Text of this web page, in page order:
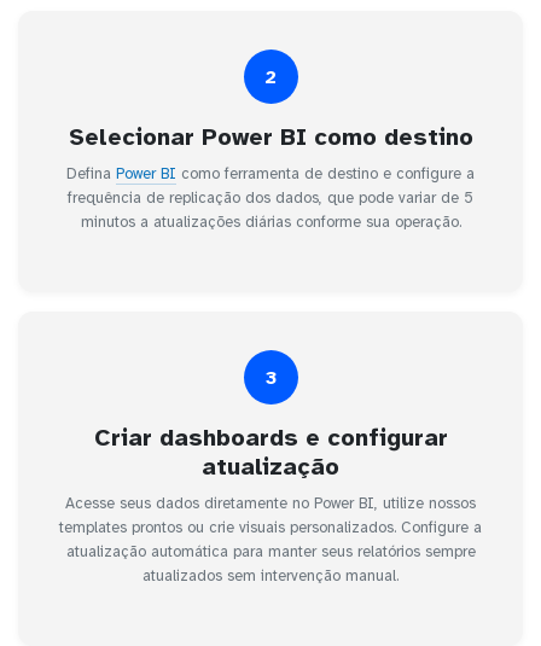
2
Selecionar Power BI como destino
Defina Power BI como ferramenta de destino e configure a
frequência de replicação dos dados, que pode variar de 5
minutos a atualizações diárias conforme sua operação.
3
Criar dashboards e configurar
atualização
Acesse seus dados diretamente no Power BI, utilize nossos
templates prontos ou crie visuais personalizados. Configure a
atualização automática para manter seus relatórios sempre
atualizados sem intervenção manual.